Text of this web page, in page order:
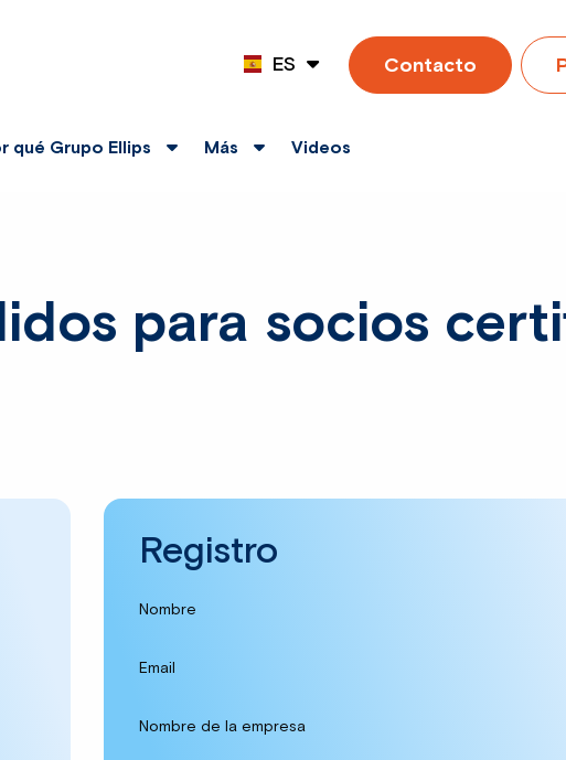
ES
Contacto
qué Grupo Ellips Más Videos
para socios
Registro
Nombre
Email
Nombre de la empresa